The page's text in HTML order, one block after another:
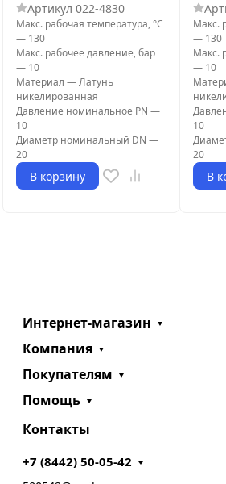
Артикул 022-4830
Макс. рабочая температура, °С
— 130
Макс. рабочее давление, бар
— 10
Материал —Латунь
никелированная
Давление номинальное PN —
10
Диаметр номинальный DN —
20
В корзину
Макс.
— 130
Макс.
— 10
10
20
В
Интернет-магазин
Компания
Покупателям
Помощь
Контакты
+7 (8442) 50-05-42